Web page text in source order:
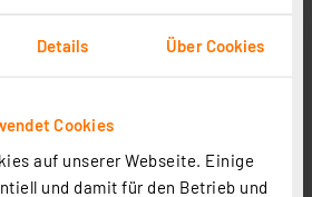
Details Über Cookies
Cookies
auf unserer Webseite. Einige
und damit für den Betrieb und
Feuchtraumwannenleuchte PRO,
K, durchschleifbar, 65 cm
Statt 30.93 CHF **